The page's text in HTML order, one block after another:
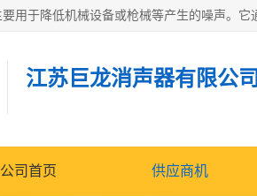
江苏巨龙消声器有限公司
公司首页 供应商机